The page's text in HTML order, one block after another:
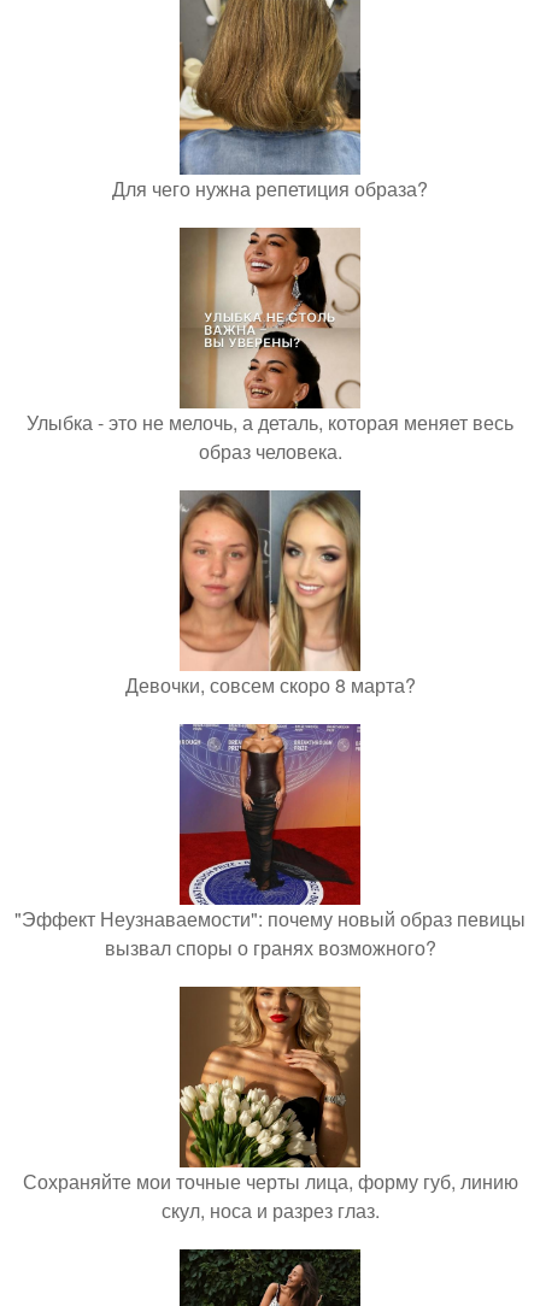
Для чего нужна репетиция образа?
Улыбка - это не мелочь, а деталь, которая меняет весь
образ человека.
Девочки, совсем скоро 8 марта?
"Эффект Неузнаваемости": почему новый образ певицы
вызвал споры о гранях возможного?
Сохраняйте мои точные черты лица, форму губ, линию
скул, носа и разрез глаз.